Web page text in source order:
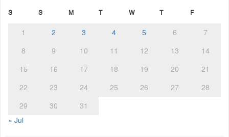
S S M T W T F
1 2 3 4 5 6
7
8
9 10 11 12 13
14
15
16 17 18 19 20
21
22
23 24 25 26 27
28
29
30
31
« Jul